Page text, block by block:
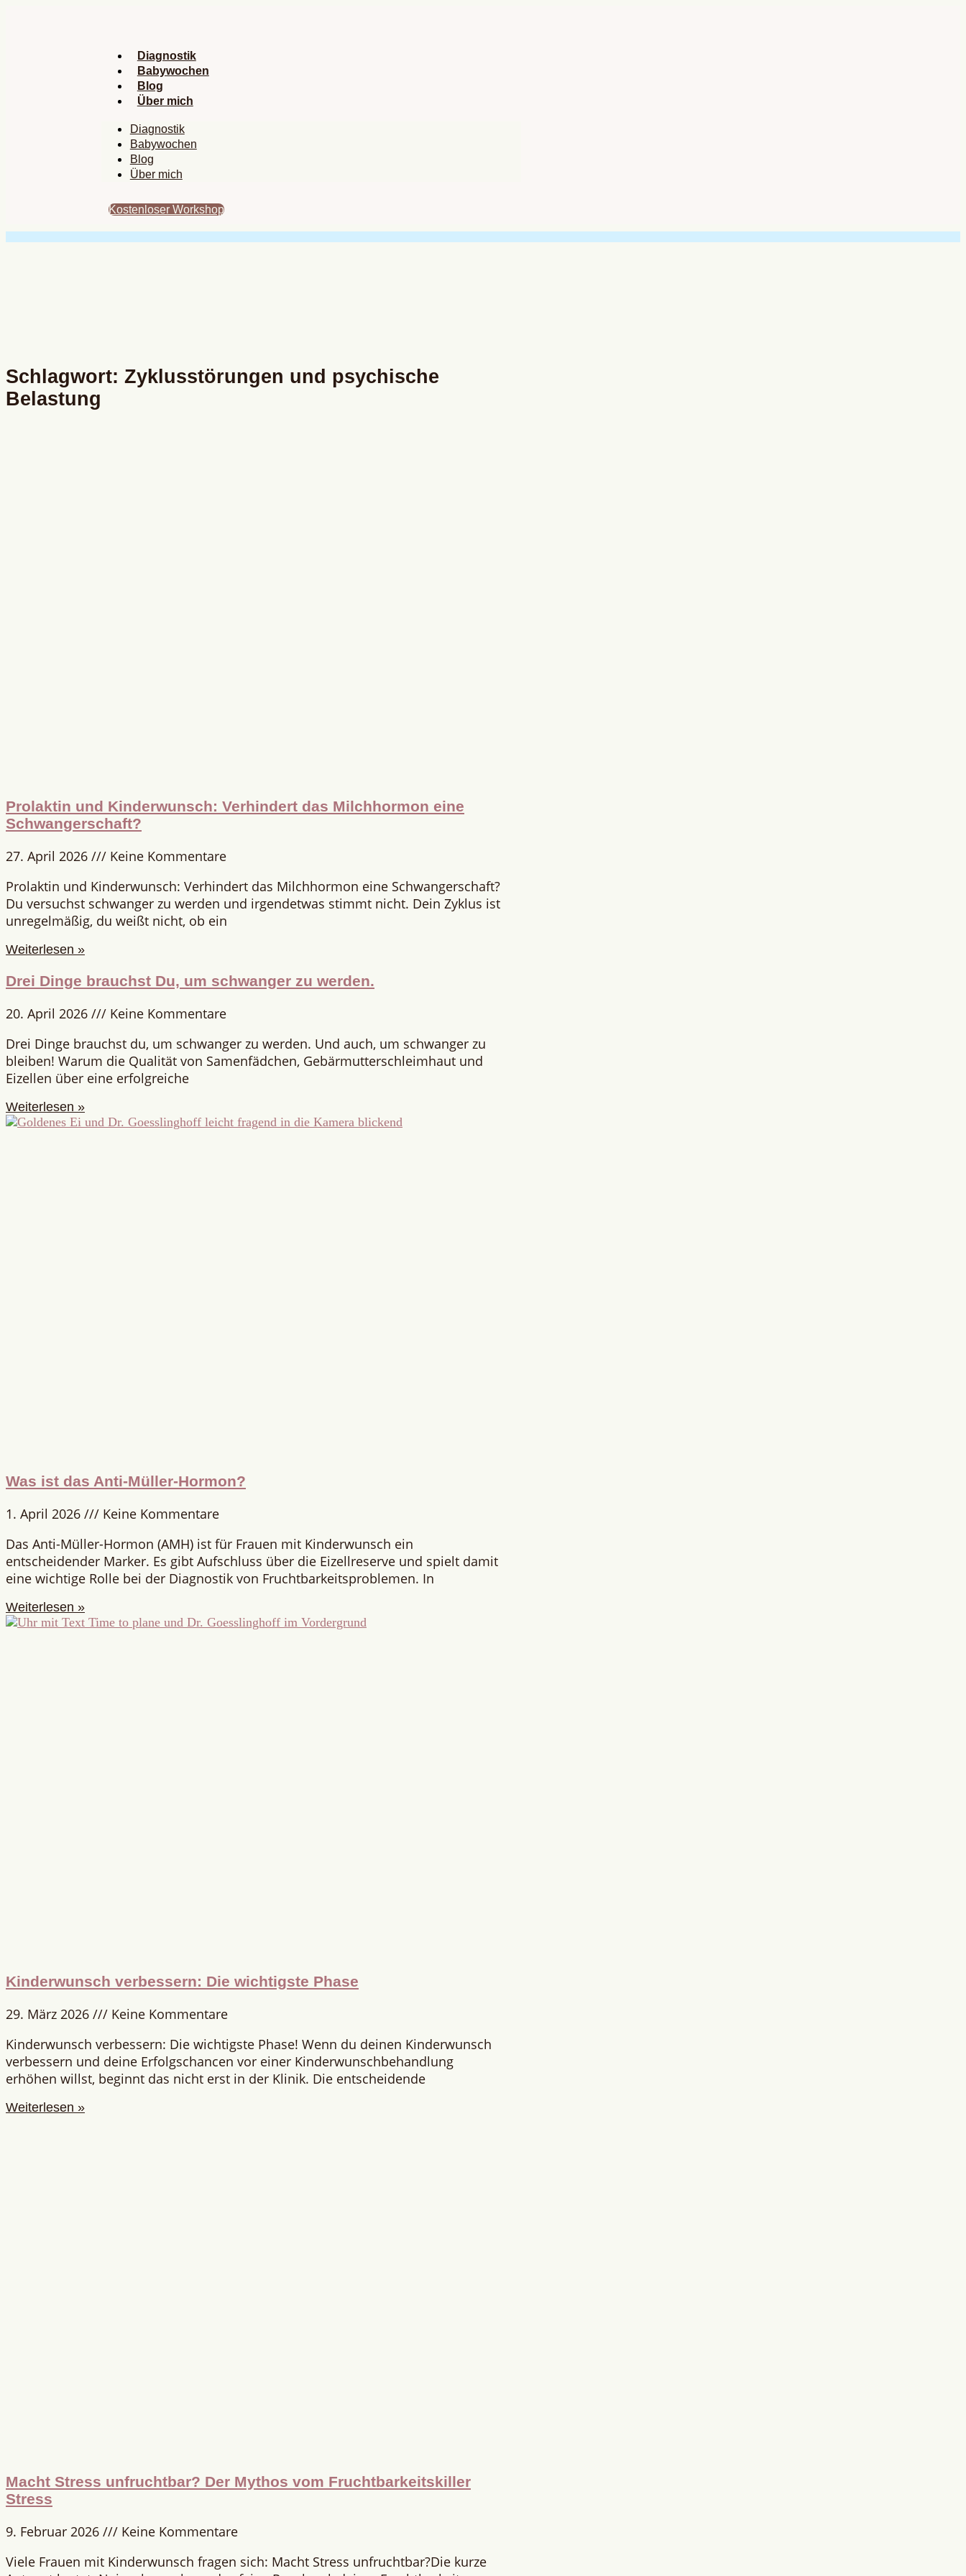
Diagnostik
Babywochen
Blog
Über mich
Diagnostik
Babywochen
Blog
Über mich
Kostenloser Workshop
Schlagwort: Zyklusstörungen und psychische
Belastung
Prolaktin und Kinderwunsch: Verhindert das Milchhormon eine
Schwangerschaft?
27. April 2026
Keine Kommentare
Prolaktin und Kinderwunsch: Verhindert das Milchhormon eine Schwangerschaft?
Du versuchst schwanger zu werden und irgendetwas stimmt nicht. Dein Zyklus ist
unregelmäßig, du weißt nicht, ob ein
Weiterlesen »
Drei Dinge brauchst Du, um schwanger zu werden.
20. April 2026
Keine Kommentare
Drei Dinge brauchst du, um schwanger zu werden. Und auch, um schwanger zu
bleiben! Warum die Qualität von Samenfädchen, Gebärmutterschleimhaut und
Eizellen über eine erfolgreiche
Weiterlesen »
Was ist das Anti-Müller-Hormon?
1. April 2026
Keine Kommentare
Das Anti-Müller-Hormon (AMH) ist für Frauen mit Kinderwunsch ein
entscheidender Marker. Es gibt Aufschluss über die Eizellreserve und spielt damit
eine wichtige Rolle bei der Diagnostik von Fruchtbarkeitsproblemen. In
Weiterlesen »
Kinderwunsch verbessern: Die wichtigste Phase
29. März 2026
Keine Kommentare
Kinderwunsch verbessern: Die wichtigste Phase! Wenn du deinen Kinderwunsch
verbessern und deine Erfolgschancen vor einer Kinderwunschbehandlung
erhöhen willst, beginnt das nicht erst in der Klinik. Die entscheidende
Weiterlesen »
Macht Stress unfruchtbar? Der Mythos vom Fruchtbarkeitskiller
Stress
9. Februar 2026
Keine Kommentare
Viele Frauen mit Kinderwunsch fragen sich: Macht Stress unfruchtbar?Die kurze